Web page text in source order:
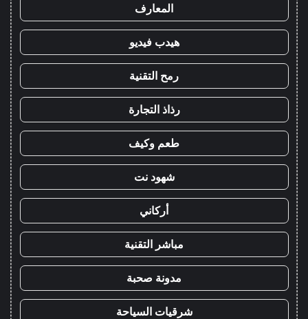
المعارف
هيدب فيديو
رمح التقنية
رذاذ التجارة
طعم وكيف
شهود نت
أركاني
مباشر التقنية
مدونة صحبة
شرقيات السياحة